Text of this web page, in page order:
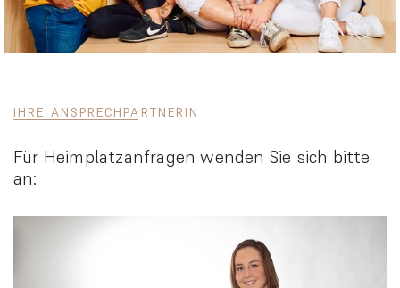
IHRE ANSPRECHPARTNERIN
Für Heimplatzanfragen wenden Sie sich bitte
an: